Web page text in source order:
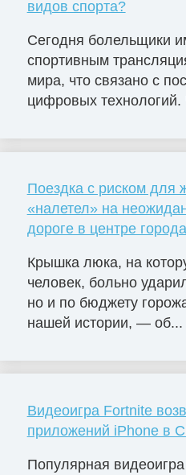
видов спорта?
Сегодня болельщики
спортивным
мира, что связано с
цифровых технологий.
Поездка с риском для
«налетел» на
дороге в центре города
Крышка люка, на
человек, больно
но и по бюджету
нашей истории, — об...
Видеоигра Fortnite
приложений iPhone в
Популярная